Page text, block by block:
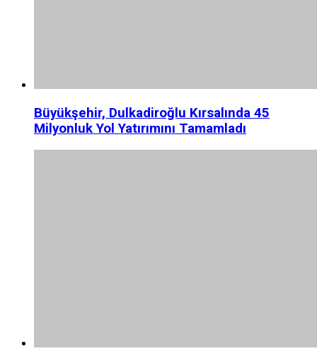
Büyükşehir, Dulkadiroğlu Kırsalında 45
Milyonluk Yol Yatırımını Tamamladı